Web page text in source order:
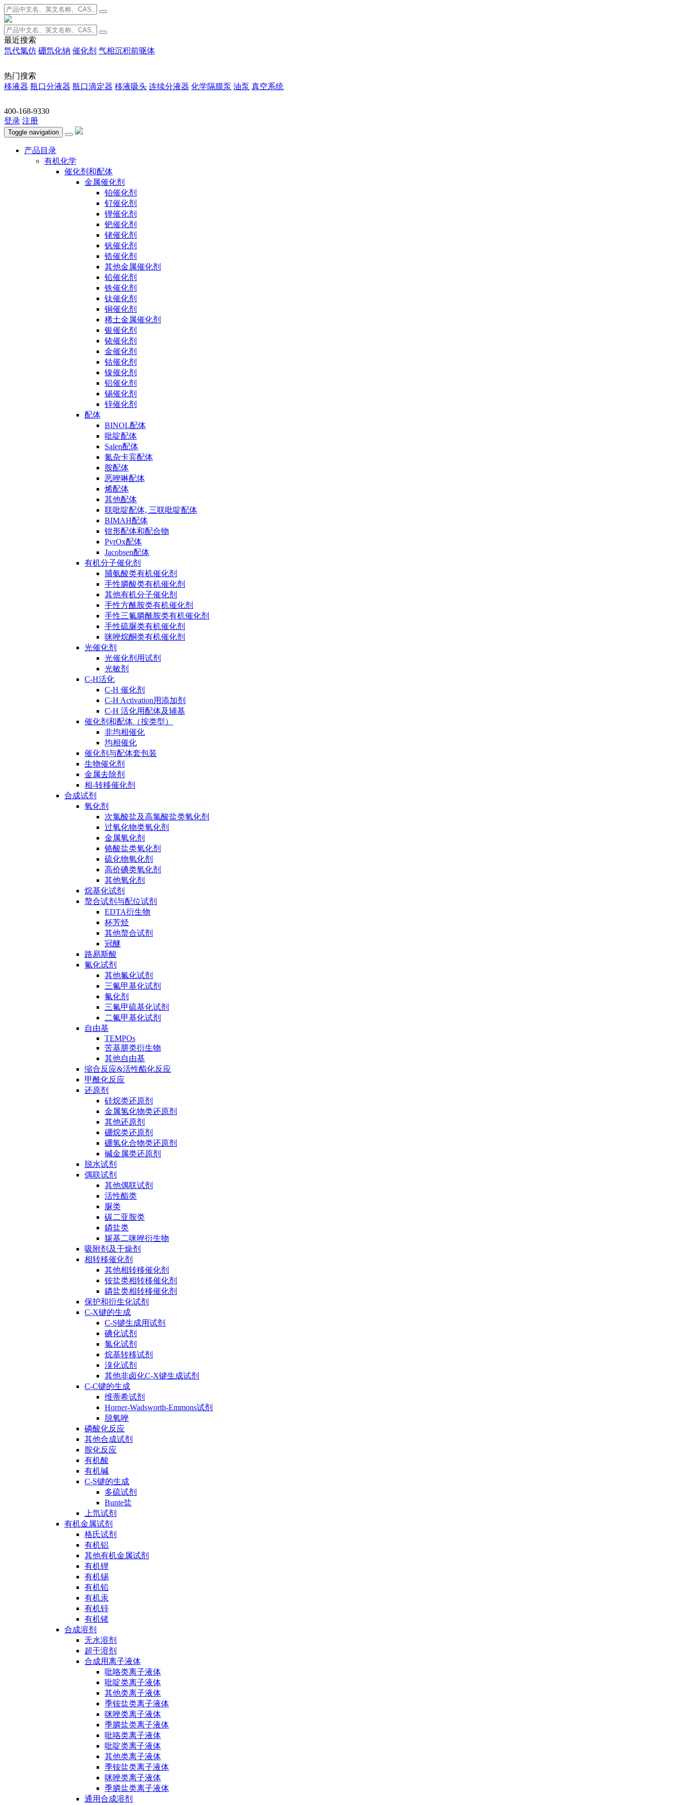
最近搜索
氘代氯仿 硼氘化钠 催化剂 气相沉积前驱体
热门搜索
移液器 瓶口分液器 瓶口滴定器 移液吸头 连续分液器 化学隔膜泵 油泵 真空系统
400-168-9330
登录 注册
Toggle navigation
产品目录
有机化学
催化剂和配体
金属催化剂
铂催化剂
钌催化剂
锂催化剂
钯催化剂
铑催化剂
钒催化剂
锆催化剂
其他金属催化剂
铅催化剂
铁催化剂
钛催化剂
铜催化剂
稀土金属催化剂
银催化剂
铱催化剂
金催化剂
钴催化剂
镍催化剂
铝催化剂
锡催化剂
锌催化剂
配体
BINOL配体
吡啶配体
Salen配体
氮杂卡宾配体
胺配体
恶唑啉配体
烯配体
其他配体
联吡啶配体, 三联吡啶配体
BIMAH配体
钳形配体和配合物
PyrOx配体
Jacobsen配体
有机分子催化剂
脯氨酸类有机催化剂
手性膦酸类有机催化剂
其他有机分子催化剂
手性方酰胺类有机催化剂
手性三氟膦酰胺类有机催化剂
手性硫脲类有机催化剂
咪唑烷酮类有机催化剂
光催化剂
光催化剂用试剂
光敏剂
C-H活化
C-H 催化剂
C-H Activation用添加剂
C-H 活化用配体及辅基
催化剂和配体（按类型）
非均相催化
均相催化
催化剂与配体套包装
生物催化剂
金属去除剂
相-转移催化剂
合成试剂
氧化剂
次氯酸盐及高氯酸盐类氧化剂
过氧化物类氧化剂
金属氧化剂
铬酸盐类氧化剂
硫化物氧化剂
高价碘类氧化剂
其他氧化剂
烷基化试剂
螯合试剂与配位试剂
EDTA衍生物
杯芳烃
其他螯合试剂
冠醚
路易斯酸
氟化试剂
其他氟化试剂
三氟甲基化试剂
氟化剂
三氟甲硫基化试剂
二氟甲基化试剂
自由基
TEMPOs
苦基肼类衍生物
其他自由基
缩合反应&活性酯化反应
甲酰化反应
还原剂
硅烷类还原剂
金属氢化物类还原剂
其他还原剂
硼烷类还原剂
硼氢化合物类还原剂
碱金属类还原剂
脱水试剂
偶联试剂
其他偶联试剂
活性酯类
脲类
碳二亚胺类
鏻盐类
羰基二咪唑衍生物
吸附剂及干燥剂
相转移催化剂
其他相转移催化剂
铵盐类相转移催化剂
鏻盐类相转移催化剂
保护和衍生化试剂
C-X键的生成
C-S键生成用试剂
碘化试剂
氯化试剂
烷基转移试剂
溴化试剂
其他非卤化C-X键生成试剂
C-C键的生成
维蒂希试剂
Horner-Wadsworth-Emmons试剂
脱氧唑
磷酸化反应
其他合成试剂
胺化反应
有机酸
有机碱
C-S键的生成
多硫试剂
Bunte盐
上氘试剂
有机金属试剂
格氏试剂
有机铝
其他有机金属试剂
有机锂
有机锡
有机铅
有机汞
有机锌
有机锗
合成溶剂
无水溶剂
超干溶剂
合成用离子液体
吡咯类离子液体
吡啶类离子液体
其他类离子液体
季铵盐类离子液体
咪唑类离子液体
季膦盐类离子液体
吡咯类离子液体
吡啶类离子液体
其他类离子液体
季铵盐类离子液体
咪唑类离子液体
季膦盐类离子液体
通用合成溶剂